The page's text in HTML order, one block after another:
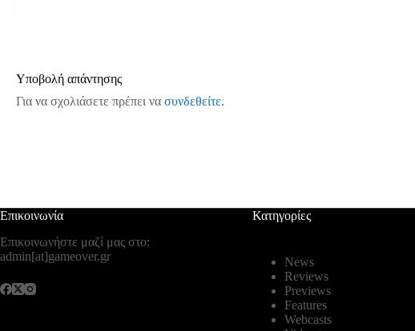
Υποβολή απάντησης
Για να σχολιάσετε πρέπει να συνδεθείτε.
Επικοινωνία
Επικοινωνήστε μαζί μας στο:
admin[at]gameover.gr
Κατηγορίες
News
Reviews
Previews
Features
Webcasts